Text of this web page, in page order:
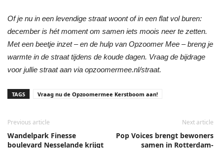
Of je nu in een levendige straat woont of in een flat vol buren:
december is hét moment om samen iets moois neer te zetten.
Met een beetje inzet – en de hulp van Opzoomer Mee – breng je
warmte in de straat tijdens de koude dagen. Vraag de bijdrage
voor jullie straat aan via opzoomermee.nl/straat.
TAGS Vraag nu de Opzoomermee Kerstboom aan!
Previous article
Wandelpark Finesse
boulevard Nesselande krijgt
Next article
Pop Voices brengt bewoners
samen in Rotterdam-